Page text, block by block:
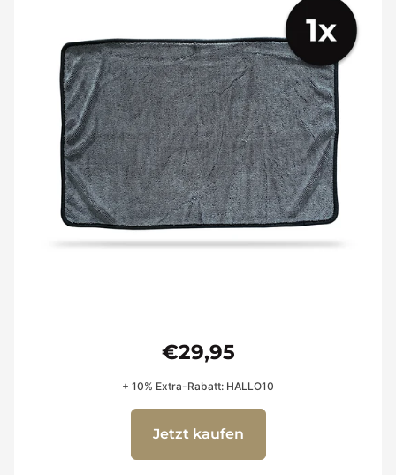
€29,95
+ 10% Extra-Rabatt: HALLO10
Jetzt kaufen